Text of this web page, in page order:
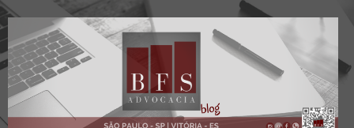
Qualidade
de
Segurado
(INSS)
Tempo
de
Contribuição